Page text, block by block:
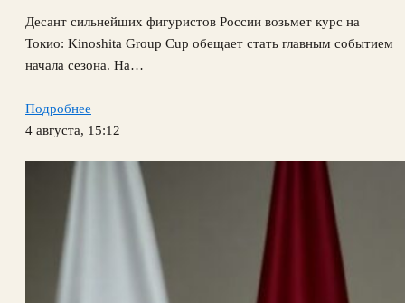
Десант сильнейших фигуристов России возьмет курс на
Токио: Kinoshita Group Cup обещает стать главным событием
начала сезона. На…
Подробнее
4 августа, 15:12